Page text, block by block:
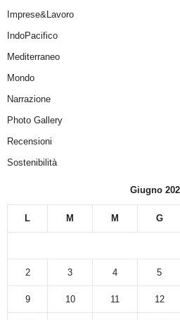
Imprese&Lavoro
IndoPacifico
Mediterraneo
Mondo
Narrazione
Photo Gallery
Recensioni
Sostenibilità
Giugno
L M M G
2 3 4 5
9 10 11 12